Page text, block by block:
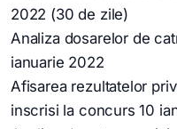
2022 (30 de zile)
Analiza dosarelor de
ianuarie 2022
Afisarea rezultatelor
inscrisi la concurs 10